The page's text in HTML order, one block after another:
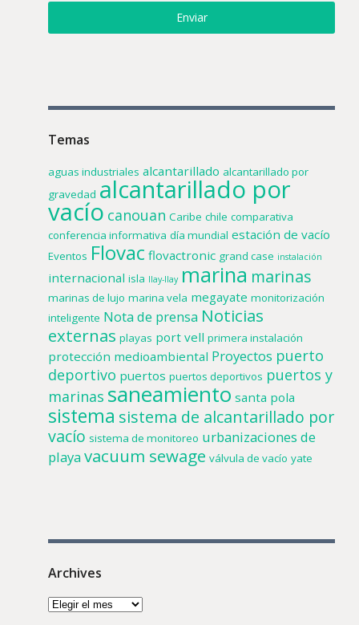
Enviar
Temas
aguas industriales alcantarillado alcantarillado por
gravedad alcantarillado por
vacío canouan Caribe chile comparativa
conferencia informativa día mundial estación de vacío
Eventos Flovac flovactronic grand case instalación
internacional isla llay-llay marina marinas
marinas de lujo marina vela megayate monitorización
inteligente Nota de prensa Noticias
externas playas port vell primera instalación
protección medioambiental Proyectos puerto
deportivo puertos puertos deportivos puertos y
marinas saneamiento santa pola
sistema sistema de alcantarillado por
vacío sistema de monitoreo urbanizaciones de
playavacuum sewage válvula de vacío yate
Archives